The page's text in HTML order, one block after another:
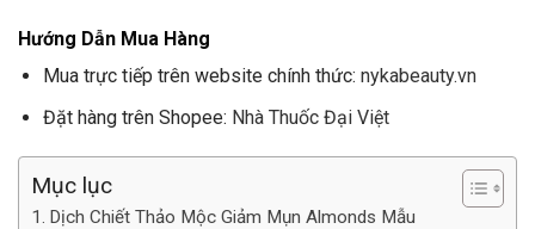
Hướng Dẫn Mua Hàng
Mua trực tiếp trên website chính thức: nykabeauty.vn
Đặt hàng trên Shopee: Nhà Thuốc Đại Việt
Mục lục
Dịch Chiết Thảo Mộc Giảm Mụn Almonds Mẫu